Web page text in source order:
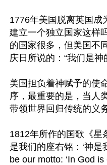
1776年美国脱离英国成
建立一个独立国家这样
的国家很多，但美国不
庆日所说的：“我们是神
美国担负着神赋予的使
序，最重要的是，当人
带领世界回归传统的义务
1812年所作的国歌《星
是我们的座右铭：‘神是
be our motto: ‘In God is